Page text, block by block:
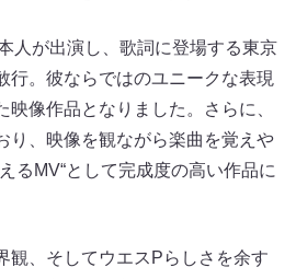
行。彼ならではのユニークな表現
映像作品となりました。さらに、
、映像を観ながら楽曲を覚えや
るMV“として完成度の高い作品に
東京の街を丸ごとサウンドにし